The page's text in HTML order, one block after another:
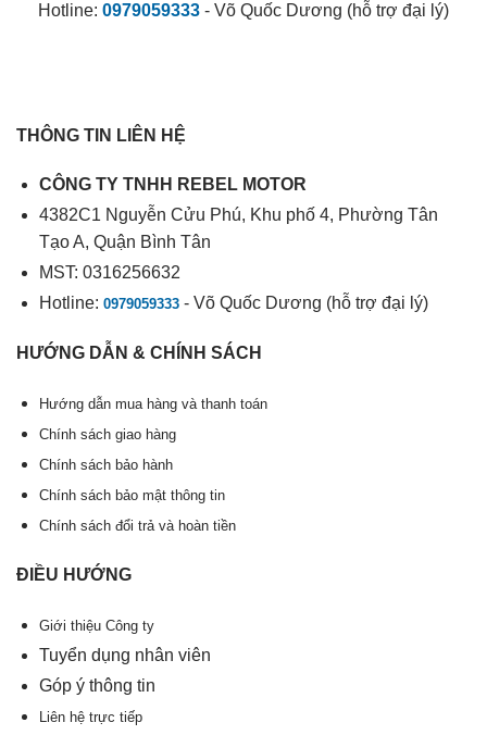
Hotline: 0979059333 - Võ Quốc Dương (hỗ trợ đại lý)
THÔNG TIN LIÊN HỆ
CÔNG TY TNHH REBEL MOTOR
4382C1 Nguyễn Cửu Phú, Khu phố 4, Phường Tân
Tạo A, Quận Bình Tân
MST: 0316256632
Hotline: 0979059333- Võ Quốc Dương (hỗ trợ đại lý)
HƯỚNG DẪN & CHÍNH SÁCH
Hướng dẫn mua hàng và thanh toán
Chính sách giao hàng
Chính sách bảo hành
Chính sách bảo mật thông tin
Chính sách đổi trả và hoàn tiền
ĐIỀU HƯỚNG
Giới thiệu Công ty
Tuyển dụng nhân viên
Góp ý thông tin
Liên hệ trực tiếp